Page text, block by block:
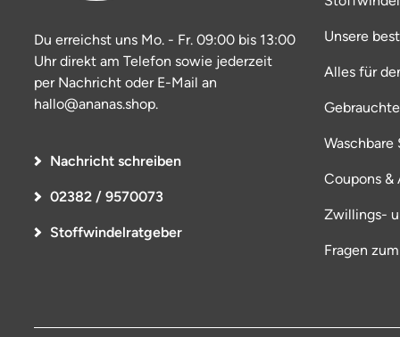
Du erreichst uns Mo. - Fr. 09:00 bis 13:00
Uhr direkt am Telefon sowie jederzeit
per Nachricht oder E-Mail an
hallo@ananas.shop.
Nachricht schreiben
02382 / 9570073
Stoffwindelratgeber
Unsere
Alles für
Waschbare
Coupons &
Zwillings-
Fragen